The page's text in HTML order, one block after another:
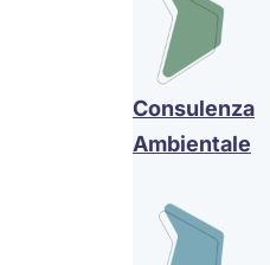
Consulenza
Ambientale